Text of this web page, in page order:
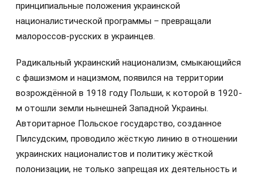
принципиальные положения украинской
националистической программы – превращали
малороссов-русских в украинцев.
Радикальный украинский национализм, смыкающийся
с фашизмом и нацизмом, появился на территории
возрождённой в 1918 году Польши, к которой в 1920-
м отошли земли нынешней Западной Украины.
Авторитарное Польское государство, созданное
Пилсудским, проводило жёсткую линию в отношении
украинских националистов и политику жёсткой
полонизации, не только запрещая их деятельность и